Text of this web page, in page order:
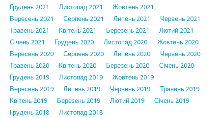
Грудень 2021
Листопад 2021
Жовтень 2021
Вересень 2021
Серпень 2021 Липень 2021
Червень 2021
Травень 2021
Квітень 2021 Березень 2021
Лютий 2021
Січень 2021
Грудень 2020 Листопад 2020
Жовтень 2020
Вересень 2020
Серпень 2020 Липень 2020
Червень 2020
Травень 2020
Квітень 2020 Березень 2020
Січень 2020
Грудень 2019
Листопад 2019
Жовтень 2019
Вересень 2019
Липень 2019 Червень 2019
Травень 2019
Квітень 2019
Березень 2019 Лютий 2019
Січень 2019
Грудень 2018
Листопад 2018